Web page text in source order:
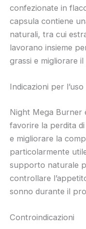
confezionate in
capsula contiene
naturali, tra cui
lavorano insieme
grassi e migliorare
Indicazioni per l’uso
Night Mega Burner
favorire la perdita
e migliorare la
particolarmente
supporto naturale
controllare
sonno durante il
Controindicazioni